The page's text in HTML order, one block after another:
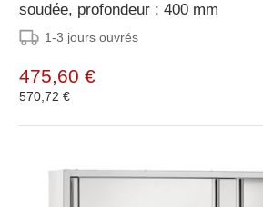
soudée, profondeur : 400 mm
1-3 jours ouvrés
475,60 €
570,72 €